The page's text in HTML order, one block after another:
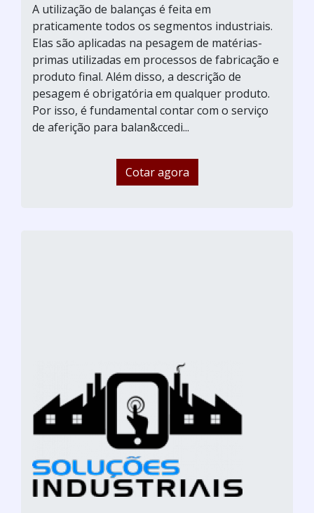
A utilização de balanças é feita em
praticamente todos os segmentos industriais.
Elas são aplicadas na pesagem de matérias-
primas utilizadas em processos de fabricação e
produto final. Além disso, a descrição de
pesagem é obrigatória em qualquer produto.
Por isso, é fundamental contar com o serviço
de aferição para balan&ccedi...
Cotar agora